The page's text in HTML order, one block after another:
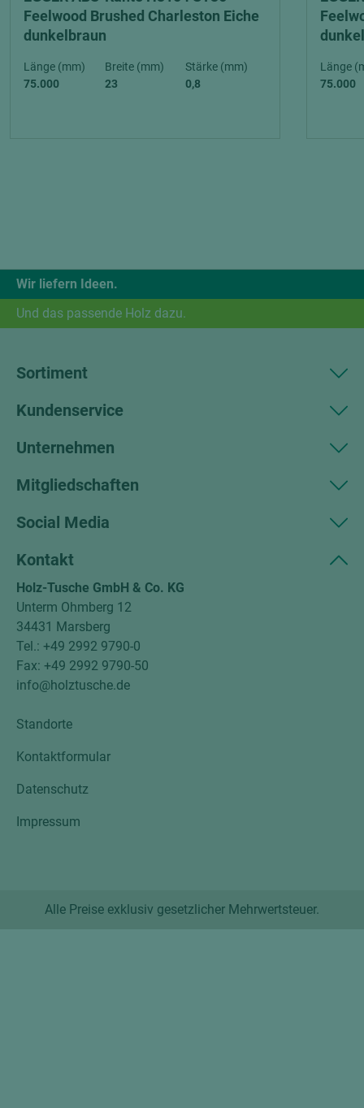
Feelwood Brushed Charleston Eiche
dunkelbraun
Länge (mm)
75.000
Breite (mm)
23
Stärke (mm)
0,8
Länge
75.000
Wir liefern Ideen.
Und das passende Holz dazu.
Sortiment
Kundenservice
Unternehmen
Mitgliedschaften
Social Media
Kontakt
Holz-Tusche GmbH & Co. KG
Unterm Ohmberg 12
34431 Marsberg
Tel.: +49 2992 9790-0
Fax: +49 2992 9790-50
info@holztusche.de
Standorte
Kontaktformular
Datenschutz
Impressum
Alle Preise exklusiv gesetzlicher Mehrwertsteuer.